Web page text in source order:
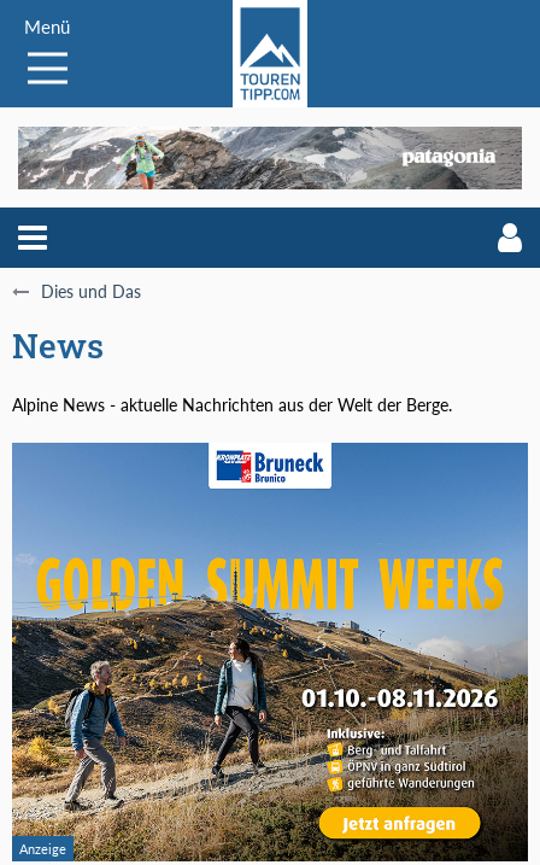
Menü
Dies und Das
News
Alpine News - aktuelle Nachrichten aus der Welt der Berge.